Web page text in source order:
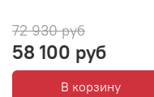
72 930 руб
58 100 руб
В корзину